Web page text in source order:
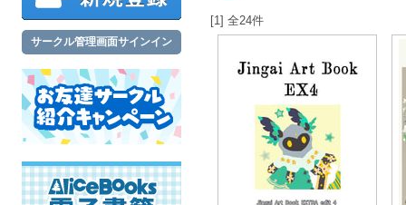
サークル管理画面サインイン
[1] 全24件